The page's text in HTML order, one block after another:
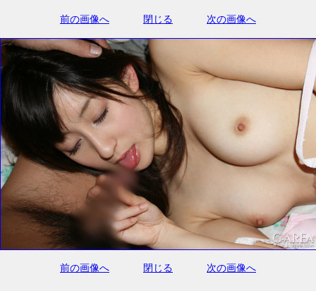
前の画像へ 閉じる 次の画像へ
前の画像へ 閉じる 次の画像へ